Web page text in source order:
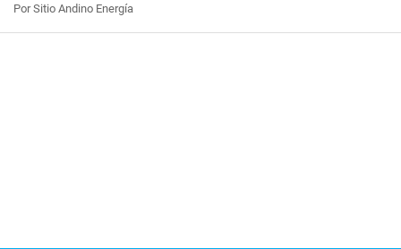
Por Sitio Andino Energía